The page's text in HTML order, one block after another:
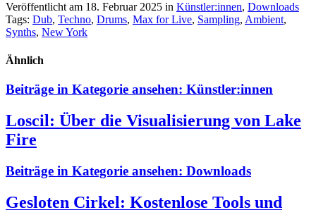
Veröffentlicht am 18. Februar 2025 in Künstler:innen, Downloads
Tags: Dub, Techno, Drums, Max for Live, Sampling, Ambient,
Synths, New York
Ähnlich
Beiträge in Kategorie ansehen: Künstler:innen
Loscil: Über die Visualisierung von Lake
Fire
Beiträge in Kategorie ansehen: Downloads
Gesloten Cirkel: Kostenlose Tools und